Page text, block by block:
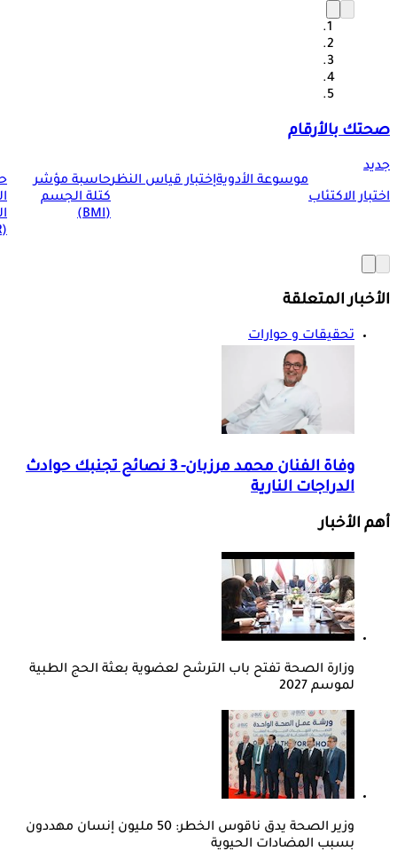
صحتك بالأرقام
جديد
اختبار الاكتئاب
موسوعة الأدويةإختبار قياس النظرحاسبة مؤشر
كتلة الجسم
(BMI)
(BMR)
الأخبار المتعلقة
تحقيقات و حوارات
وفاة الفنان محمد مرزبان- 3 نصائح تجنبك حوادث
الدراجات النارية
أهم الأخبار
وزارة الصحة تفتح باب الترشح لعضوية بعثة الحج الطبية
لموسم 2027
وزير الصحة يدق ناقوس الخطر: 50 مليون إنسان مهددون
بسبب المضادات الحيوية